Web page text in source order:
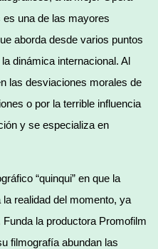
una de las mayores
aborda desde varios puntos
dinámica internacional. Al
las desviaciones morales de
o por la terrible influencia
y se especializa en
“quinqui” en que la
realidad del momento, ya
la productora Promofilm
filmografía abundan las